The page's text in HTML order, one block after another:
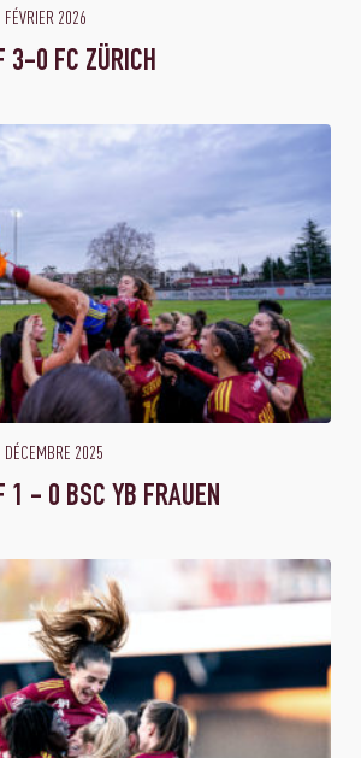
FÉVRIER 2026
3-0 FC ZÜRICH
DÉCEMBRE 2025
1 - 0 BSC YB FRAUEN